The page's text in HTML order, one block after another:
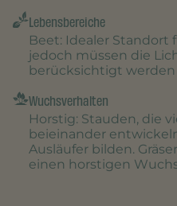
Lebensbereiche
Beet: Idealer Standort
jedoch müssen die
berücksichtigt werden
Wuchsverhalten
Horstig: Stauden, die
beieinander
Ausläufer bilden.
einen horstigen